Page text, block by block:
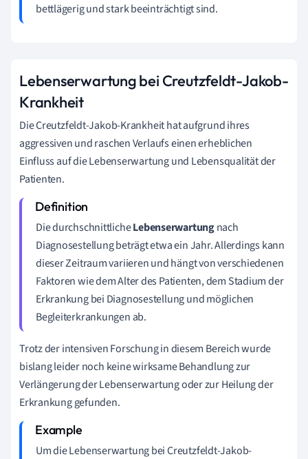
bettlägerig und stark beeinträchtigt sind.
Lebenserwartung bei Creutzfeldt-Jakob-
Krankheit
Die Creutzfeldt-Jakob-Krankheit hat aufgrund ihres
aggressiven und raschen Verlaufs einen erheblichen
Einfluss auf die Lebenserwartung und Lebensqualität der
Patienten.
Die durchschnittlicheLebenserwartungnach
Diagnosestellung beträgt etwa ein Jahr. Allerdings kann
dieser Zeitraum variieren und hängt von verschiedenen
Faktoren wie dem Alter des Patienten, dem Stadium der
Erkrankung bei Diagnosestellung und möglichen
Begleiterkrankungen ab.
Trotz der intensiven Forschung in diesem Bereich wurde
bislang leider noch keine wirksame Behandlung zur
Verlängerung der Lebenserwartung oder zur Heilung der
Erkrankung gefunden.
Um die Lebenserwartung bei Creutzfeldt-Jakob-